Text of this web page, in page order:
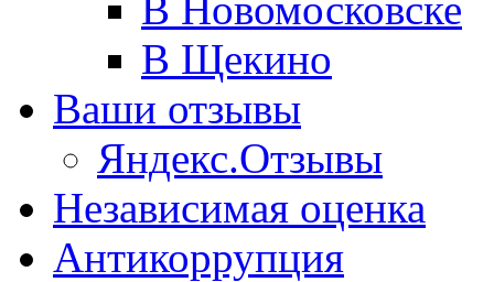
В Щекино
Ваши отзывы
Яндекс.Отзывы
Независимая оценка
Антикоррупция